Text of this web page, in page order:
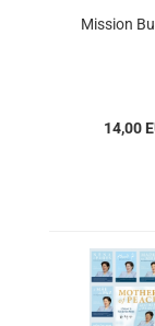
Mission
14,00